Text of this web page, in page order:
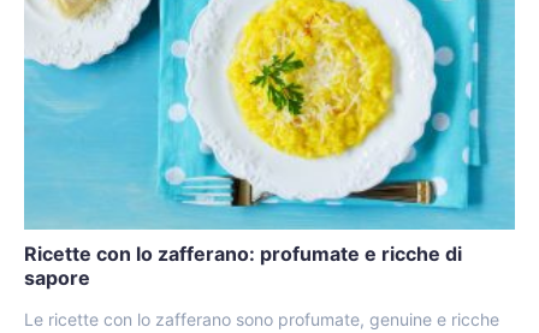
Ricette con lo zafferano: profumate e ricche di
sapore
Le ricette con lo zafferano sono profumate, genuine e ricche